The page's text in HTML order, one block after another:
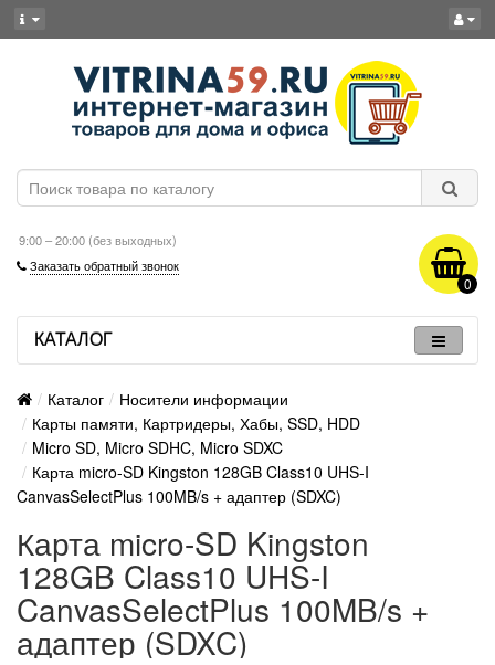
9:00 – 20:00 (без выходных)
Заказать обратный звонок
0
КАТАЛОГ
Каталог
Носители информации
Карты памяти, Картридеры, Хабы, SSD, HDD
Micro SD, Micro SDHC, Micro SDXC
Карта micro-SD Kingston 128GB Class10 UHS-I
CanvasSelectPlus 100MB/s + адаптер (SDXC)
Карта micro-SD Kingston
128GB Class10 UHS-I
CanvasSelectPlus 100MB/s +
адаптер (SDXC)